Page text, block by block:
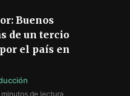
Buenos
de un tercio
el país en
minutos de lectura